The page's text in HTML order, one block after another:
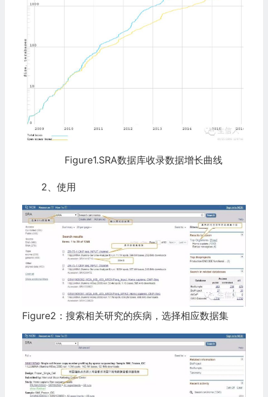
Figure1.SRA数据库收录数据增长曲线
2、使用
Figure2：搜索相关研究的疾病，选择相应数据集